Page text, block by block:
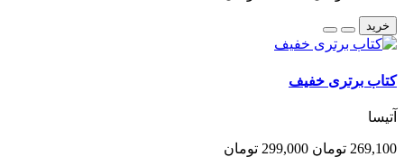
خرید
کتاب برتری خفیف
آتیسا
269,100 تومان 299,000 تومان